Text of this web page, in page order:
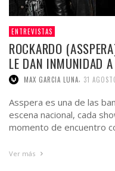
ENTREVISTAS
ROCKARDO
LE DAN INMUNIDAD
MAX GARCIA LUNA 31
Asspera es una de las
escena nacional, cada
momento de encuentro
Ver más